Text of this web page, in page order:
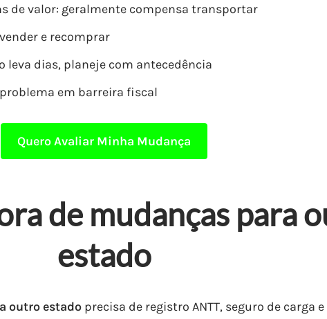
de valor: geralmente compensa transportar
e recomprar
leva dias, planeje com antecedência
em barreira fiscal
Quero Avaliar Minha Mudança
de mudanças para
estado
outro estadoprecisa de registro ANTT, seguro de carga